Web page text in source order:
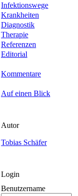
Infektionswege
Krankheiten
Diagnostik
Therapie
Referenzen
Editorial
Kommentare
Auf einen Blick
Autor
Tobias Schäfer
Login
Benutzername